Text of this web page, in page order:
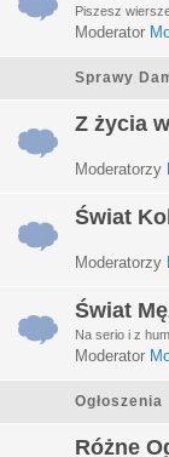
Piszesz
Moderator
Sprawy
Z życia
Moderatorzy
Świat
Moderatorzy
Świat
Na serio i z
Moderator
Ogłoszenia
Różne